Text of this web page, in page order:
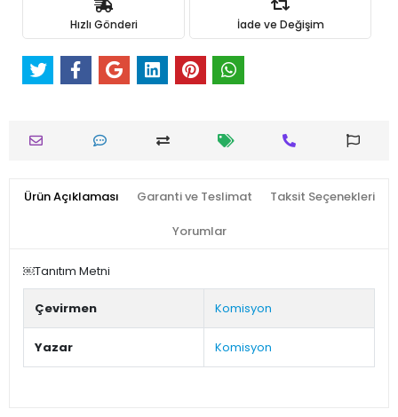
Hızlı Gönderi İade ve Değişim
Ürün Açıklaması Garanti ve Teslimat Taksit Seçenekleri
Yorumlar
￼Tanıtım Metni
Çevirmen Komisyon
Yazar Komisyon